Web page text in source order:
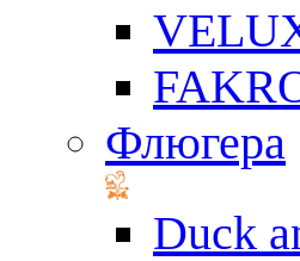
Флюгера
Duck